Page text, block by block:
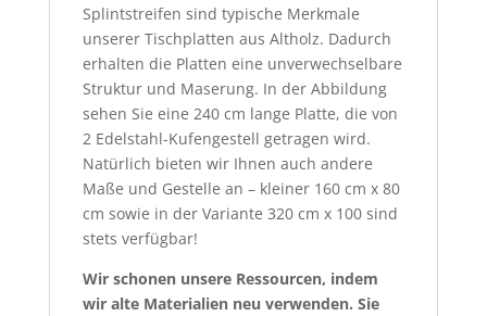
Splintstreifen sind typische Merkmale
unserer Tischplatten aus Altholz. Dadurch
erhalten die Platten eine unverwechselbare
Struktur und Maserung. In der Abbildung
sehen Sie eine 240 cm lange Platte, die von
2 Edelstahl-Kufengestell getragen wird.
Natürlich bieten wir Ihnen auch andere
Maße und Gestelle an – kleiner 160 cm x 80
cm sowie in der Variante 320 cm x 100 sind
stets verfügbar!
Wir schonen unsere Ressourcen, indem
wir alte Materialien neu verwenden. Sie